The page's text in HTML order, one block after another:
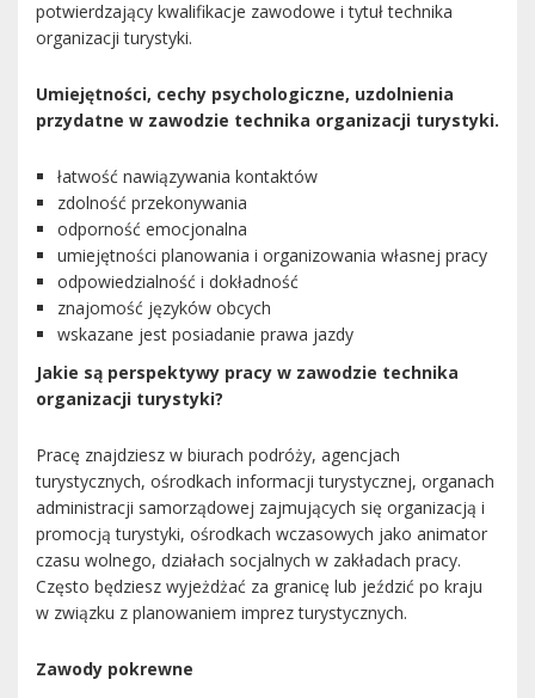
potwierdzający kwalifikacje zawodowe i tytuł technika
organizacji turystyki.
Umiejętności, cechy psychologiczne, uzdolnienia
przydatne w zawodzie technika organizacji turystyki.
łatwość nawiązywania kontaktów
zdolność przekonywania
odporność emocjonalna
umiejętności planowania i organizowania własnej pracy
odpowiedzialność i dokładność
znajomość języków obcych
wskazane jest posiadanie prawa jazdy
Jakie są perspektywy pracy w zawodzie technika
organizacji turystyki?
Pracę znajdziesz w biurach podróży, agencjach
turystycznych, ośrodkach informacji turystycznej, organach
administracji samorządowej zajmujących się organizacją i
promocją turystyki, ośrodkach wczasowych jako animator
czasu wolnego, działach socjalnych w zakładach pracy.
Często będziesz wyjeżdżać za granicę lub jeździć po kraju
w związku z planowaniem imprez turystycznych.
Zawody pokrewne